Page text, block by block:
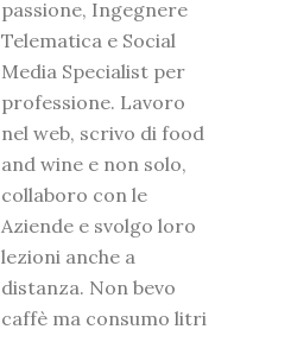
passione, Ingegnere
Telematica e Social
Media Specialist per
professione. Lavoro
nel web, scrivo di food
and wine e non solo,
collaboro con le
Aziende e svolgo loro
lezioni anche a
distanza. Non bevo
caffè ma consumo litri